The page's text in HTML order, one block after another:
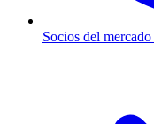
Socios del mercado